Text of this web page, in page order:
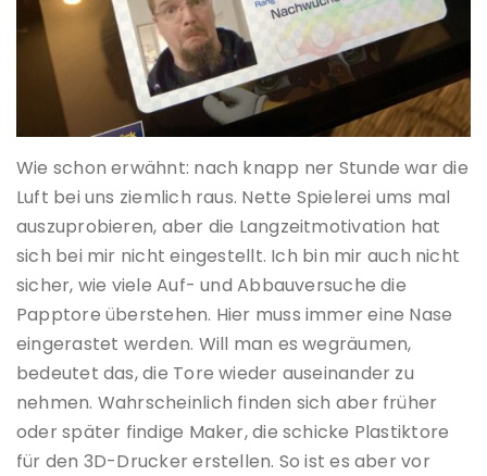
Wie schon erwähnt: nach knapp ner Stunde war die
Luft bei uns ziemlich raus. Nette Spielerei ums mal
auszuprobieren, aber die Langzeitmotivation hat
sich bei mir nicht eingestellt. Ich bin mir auch nicht
sicher, wie viele Auf- und Abbauversuche die
Papptore überstehen. Hier muss immer eine Nase
eingerastet werden. Will man es wegräumen,
bedeutet das, die Tore wieder auseinander zu
nehmen. Wahrscheinlich finden sich aber früher
oder später findige Maker, die schicke Plastiktore
für den 3D-Drucker erstellen. So ist es aber vor